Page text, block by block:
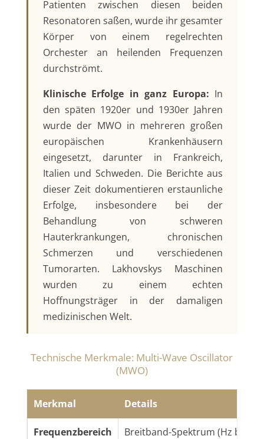
Patienten zwischen diesen beiden
Resonatoren saßen, wurde ihr gesamter
Körper von einem regelrechten
Orchester an heilenden Frequenzen
durchströmt.
Klinische Erfolge in ganz Europa: In
den späten 1920er und 1930er Jahren
wurde der MWO in mehreren großen
europäischen Krankenhäusern
eingesetzt, darunter in Frankreich,
Italien und Schweden. Die Berichte aus
dieser Zeit dokumentieren erstaunliche
Erfolge, insbesondere bei der
Behandlung von schweren
Hauterkrankungen, chronischen
Schmerzen und verschiedenen
Tumorarten. Lakhovskys Maschinen
wurden zu einem echten
Hoffnungsträger in der damaligen
medizinischen Welt.
Technische Merkmale: Multi-Wave Oscillator
(MWO)
Merkmal Details
Frequenzbereich Breitband-Spektrum (Hz bis